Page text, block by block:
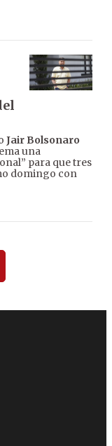
Jair Bolsonaro
una
para que tres
domingo con